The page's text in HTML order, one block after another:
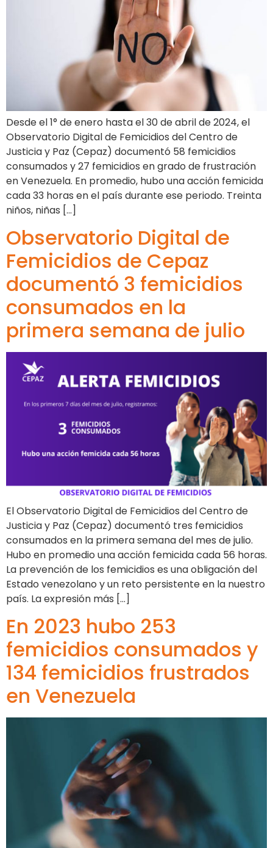
Desde el 1° de enero hasta el 30 de abril de 2024, el
Observatorio Digital de Femicidios del Centro de
Justicia y Paz (Cepaz) documentó 58 femicidios
consumados y 27 femicidios en grado de frustración
en Venezuela. En promedio, hubo una acción femicida
cada 33 horas en el país durante ese periodo. Treinta
niños, niñas […]
Observatorio Digital de
Femicidios de Cepaz
documentó 3 femicidios
consumados en la
primera semana de julio
El Observatorio Digital de Femicidios del Centro de
Justicia y Paz (Cepaz) documentó tres femicidios
consumados en la primera semana del mes de julio.
Hubo en promedio una acción femicida cada 56 horas.
La prevención de los femicidios es una obligación del
Estado venezolano y un reto persistente en la nuestro
país. La expresión más […]
En 2023 hubo 253
femicidios consumados y
134 femicidios frustrados
en Venezuela